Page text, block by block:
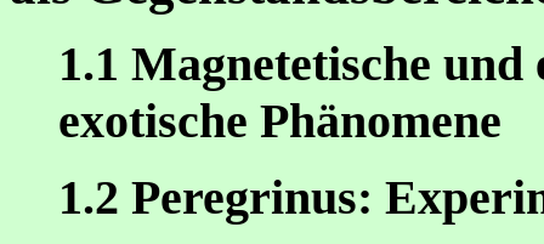
1.1 Magnetetische
exotische Phänomene
1.2 Peregrinus: